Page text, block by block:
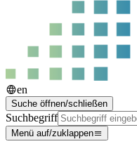
en
Suche öffnen/schließen
Suchbegriff
Menü auf/zuklappen